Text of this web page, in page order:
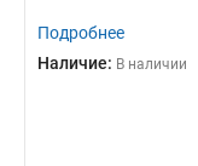
Подробнее
Наличие: В наличии